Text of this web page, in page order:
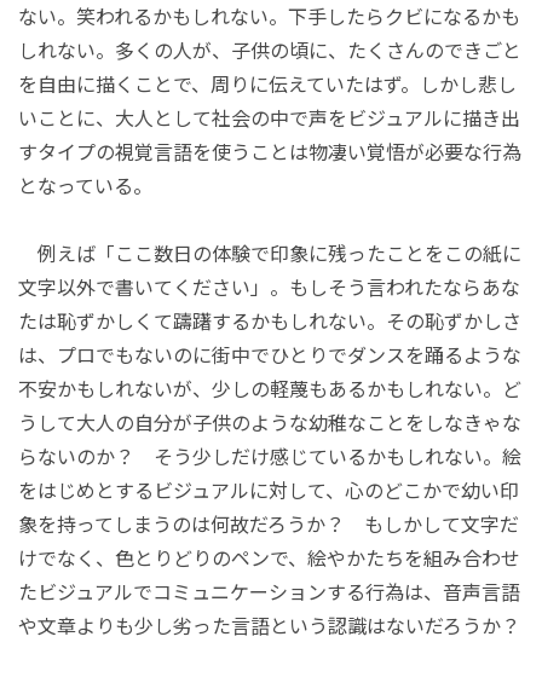
ない。笑われるかもしれない。下手したらクビになるかも
しれない。多くの人が、子供の頃に、たくさんのできごと
を自由に描くことで、周りに伝えていたはず。しかし悲し
いことに、大人として社会の中で声をビジュアルに描き出
すタイプの視覚言語を使うことは物凄い覚悟が必要な行為
となっている。
例えば「ここ数日の体験で印象に残ったことをこの紙に
文字以外で書いてください」。もしそう言われたならあな
たは恥ずかしくて躊躇するかもしれない。その恥ずかしさ
は、プロでもないのに街中でひとりでダンスを踊るような
不安かもしれないが、少しの軽蔑もあるかもしれない。ど
うして大人の自分が子供のような幼稚なことをしなきゃな
らないのか？ そう少しだけ感じているかもしれない。絵
をはじめとするビジュアルに対して、心のどこかで幼い印
象を持ってしまうのは何故だろうか？ もしかして文字だ
けでなく、色とりどりのペンで、絵やかたちを組み合わせ
たビジュアルでコミュニケーションする行為は、音声言語
や文章よりも少し劣った言語という認識はないだろうか？